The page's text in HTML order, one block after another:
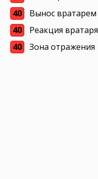
40
Вынос вратарем
40
Реакция вратаря
40
Зона отражения